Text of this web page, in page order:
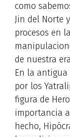
como
Jin del Norte
procesos en
de nuestra
En la antigua
por los
figura de
importancia
hecho,